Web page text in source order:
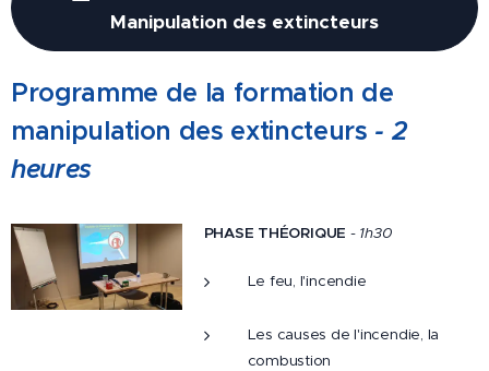
Manipulation des extincteurs
Programme de la formation de
manipulation des extincteurs - 2
heures
PHASE THÉORIQUE -1h30
Le feu, l'incendie
Les causes de l'incendie, la
combustion